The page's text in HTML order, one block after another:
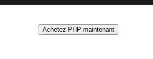
Achetez PHP maintenant